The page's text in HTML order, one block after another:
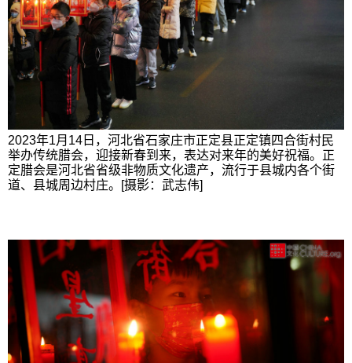
2023年1月14日，河北省石家庄市正定县正定镇四合街村民
举办传统腊会，迎接新春到来，表达对来年的美好祝福。正
定腊会是河北省省级非物质文化遗产，流行于县城内各个街
道、县城周边村庄。[摄影：武志伟]